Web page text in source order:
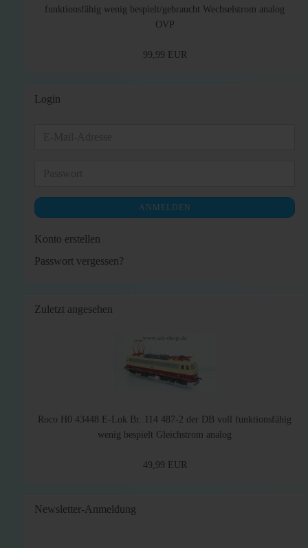
funktionsfähig wenig bespielt/gebraucht Wechselstrom analog
OVP
99,99 EUR
Login
ANMELDEN
Konto erstellen
Passwort vergessen?
Zuletzt angesehen
Roco H0 43448 E-Lok Br. 114 487-2 der DB voll funktionsfähig
wenig bespielt Gleichstrom analog
49,99 EUR
Newsletter-Anmeldung